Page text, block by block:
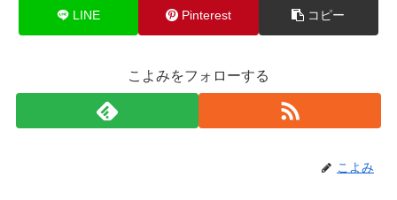
LINE Pinterest コピー
こよみをフォローする
こよみ